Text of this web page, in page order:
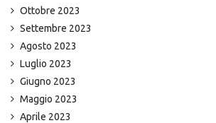
Ottobre 2023
Settembre 2023
Agosto 2023
Luglio 2023
Giugno 2023
Maggio 2023
Aprile 2023